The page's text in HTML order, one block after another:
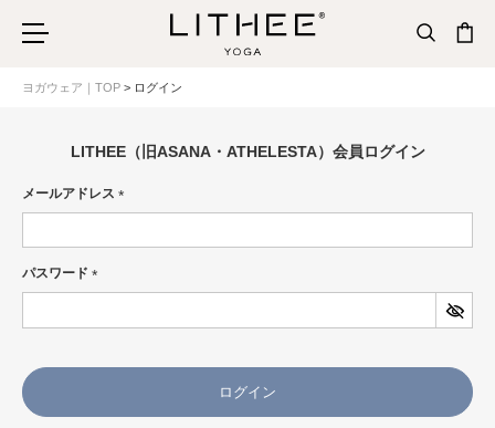
ヨガウェア｜TOP ログイン
LITHEE（旧ASANA・ATHELESTA）会員ログイン
メールアドレス
(必
パスワード
(必
ログイン